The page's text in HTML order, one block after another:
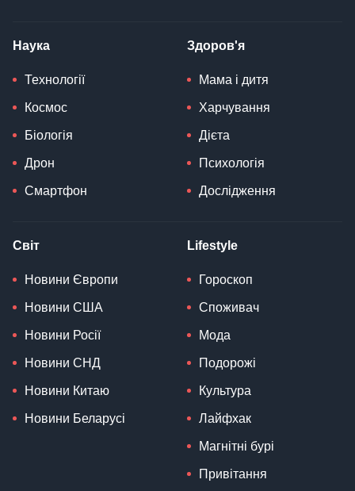
Наука
Технології
Космос
Біологія
Дрон
Смартфон
Здоров'я
Мама і дитя
Харчування
Дієта
Психологія
Дослідження
Світ
Новини Європи
Новини США
Новини Росії
Новини СНД
Новини Китаю
Новини Беларусі
Lifestyle
Гороскоп
Споживач
Мода
Подорожі
Культура
Лайфхак
Магнітні бурі
Привітання